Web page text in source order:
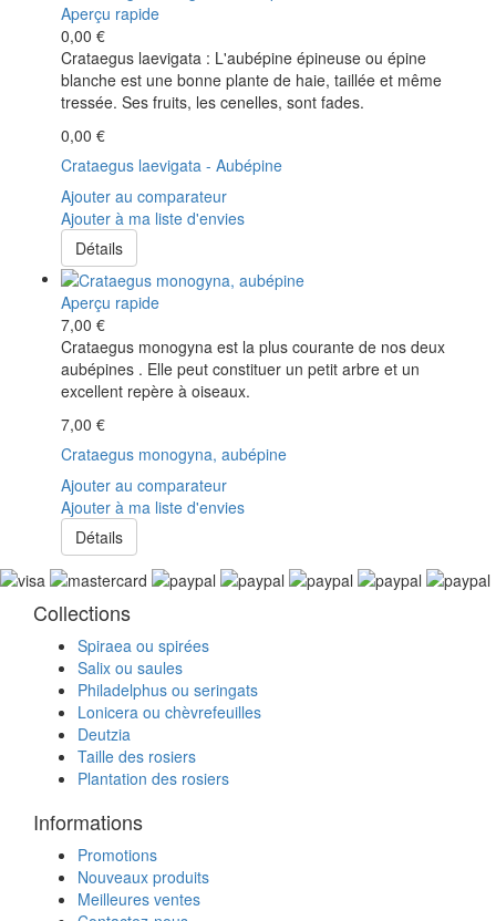
Aperçu rapide
0,00 €
Crataegus laevigata : L'aubépine épineuse ou épine
blanche est une bonne plante de haie, taillée et même
tressée. Ses fruits, les cenelles, sont fades.
0,00 €
Crataegus laevigata - Aubépine
Ajouter au comparateur
Ajouter à ma liste d'envies
Détails
Aperçu rapide
7,00 €
Crataegus monogyna est la plus courante de nos deux
aubépines . Elle peut constituer un petit arbre et un
excellent repère à oiseaux.
7,00 €
Crataegus monogyna, aubépine
Ajouter au comparateur
Ajouter à ma liste d'envies
Détails
Collections
Spiraea ou spirées
Salix ou saules
Philadelphus ou seringats
Lonicera ou chèvrefeuilles
Deutzia
Taille des rosiers
Plantation des rosiers
Informations
Promotions
Nouveaux produits
Meilleures ventes